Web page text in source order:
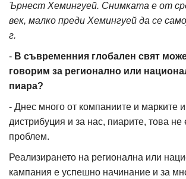
Ърнест Хемингуей. Снимката е от
век, малко преди Хемингуей да се
г.
- В съвременния глобален свят
говорим за регионално или
пиара?
- Днес много от компаниите и марките
дистрибуция и за нас, пиарите, това не
проблем.
Реализирането на регионална или
кампания е успешно начинание и за